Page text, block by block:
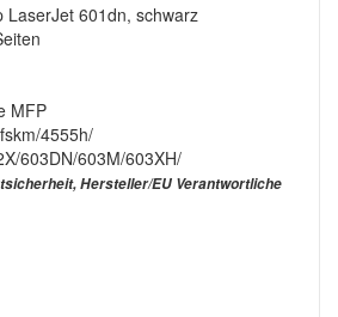
LaserJet 601dn, schwarz
MFP
4555h/
603DN/603M/603XH/
Hersteller/EU Verantwortliche